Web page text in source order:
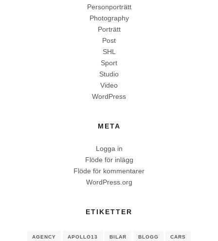
Personporträtt
Photography
Porträtt
Post
SHL
Sport
Studio
Video
WordPress
META
Logga in
Flöde för inlägg
Flöde för kommentarer
WordPress.org
ETIKETTER
AGENCY APOLLO13 BILAR BLOGG CARS